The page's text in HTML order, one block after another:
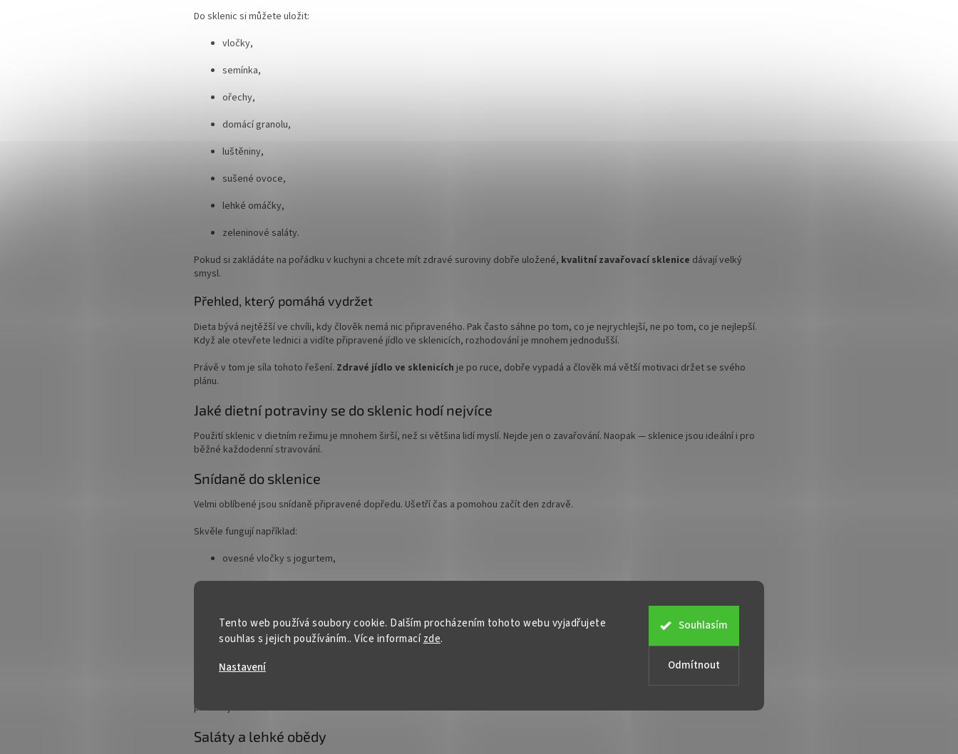
Tento web používá soubory cookie. Dalším procházením tohoto webu vyjadřujete
souhlas s jejich používáním.. Více informacízde.
Nastavení
Odmítnout
Souhlasím
Do sklenic si můžete uložit:
vločky,
semínka,
ořechy,
domácí granolu,
luštěniny,
sušené ovoce,
lehké omáčky,
zeleninové saláty.
Pokud si zakládáte na pořádku v kuchyni a chcete mít zdravé suroviny dobře uložené, kvalitní zavařovací sklenice dávají velký
smysl.
Přehled, který pomáhá vydržet
Dieta bývá nejtěžší ve chvíli, kdy člověk nemá nic připraveného. Pak často sáhne po tom, co je nejrychlejší, ne po tom, co je nejlepší.
Když ale otevřete lednici a vidíte připravené jídlo ve sklenicích, rozhodování je mnohem jednodušší.
Právě v tom je síla tohoto řešení. Zdravé jídlo ve sklenicích je po ruce, dobře vypadá a člověk má větší motivaci držet se svého
plánu.
Jaké dietní potraviny se do sklenic hodí nejvíce
Použití sklenic v dietním režimu je mnohem širší, než si většina lidí myslí. Nejde jen o zavařování. Naopak — sklenice jsou ideální i pro
běžné každodenní stravování.
Snídaně do sklenice
Velmi oblíbené jsou snídaně připravené dopředu. Ušetří čas a pomohou začít den zdravě.
Skvěle fungují například:
ovesné vločky s jogurtem,
tvaroh s ovocem,
proteinová snídaně,
jogurt s ořechy a semínky.
porcí najednou.
Saláty a lehké obědy